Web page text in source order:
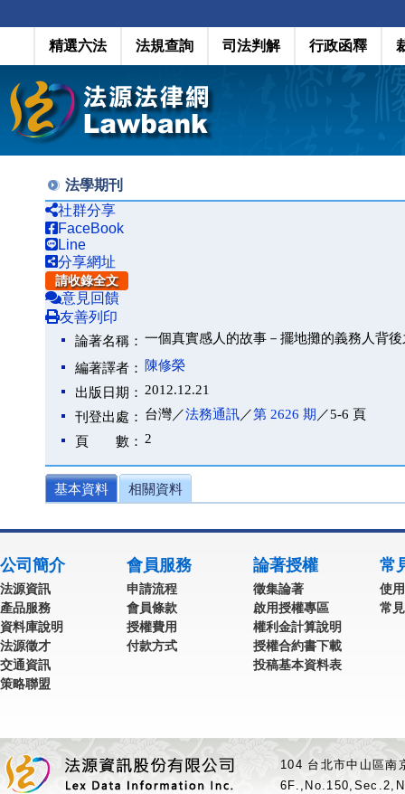
精選六法 法規查詢 司法判解 行政函釋
法學期刊
社群分享
FaceBook
Line
分享網址
請收錄全文
意見回饋
友善列印
論著名稱： 一個真實感人的故事－擺地攤的義務人背
編著譯者：
陳修榮
出版日期： 2012.12.21
刊登出處： 台灣／法務通訊／第 2626 期 ／5-6 頁
頁 數： 2
基本資料 相關資料
公司簡介
法源資訊
產品服務
資料庫說明
法源徵才
交通資訊
策略聯盟
會員服務
申請流程
會員條款
授權費用
付款方式
論著授權
徵集論著
啟用授權專區
權利金計算說明
授權合約書下載
投稿基本資料表
常
使
常
104 台北市中山區